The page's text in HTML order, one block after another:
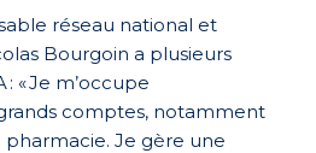
réseau national et
Bourgoin a plusieurs
« Je m’occupe
comptes, notamment
Je gère une